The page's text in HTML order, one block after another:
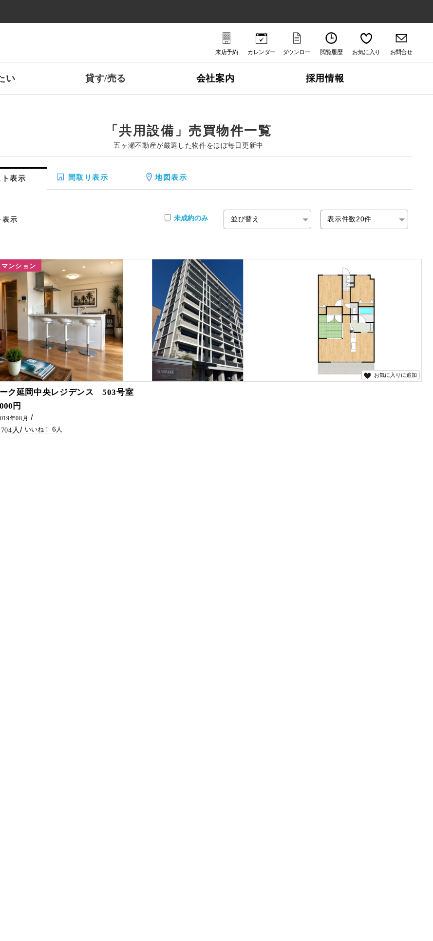
来店予約 カレンダー
ダウンロー
ド
閲覧履歴 お気に入り お問合せ
い 貸す/売る 会社案内 採用情報
「共用設備」売買物件一覧
五ヶ瀬不動産が厳選した物件をほぼ毎日更新中
ト表示 間取り表示 地図表示
表示 未成約のみ
マンション
お気に入りに追加
ク延岡中央レジデンス 503号室
の際は、 五ケ瀬不動産にご連絡ください(^^)/
円
年08月
6